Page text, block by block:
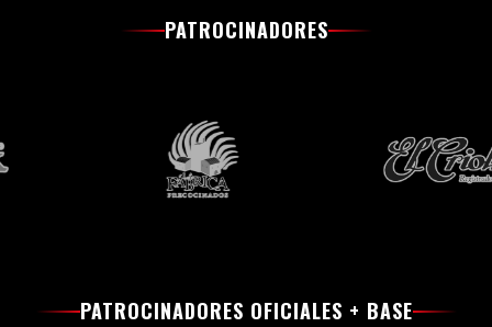
PATROCINADORES
PATROCINADORES OFICIALES + BASE